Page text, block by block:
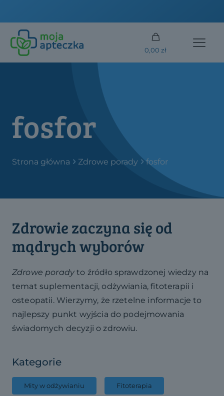
0,00 zł
fosfor
Strona główna Zdrowe porady fosfor
Zdrowie zaczyna się od
mądrych wyborów
Zdrowe porady to źródło sprawdzonej wiedzy na
temat suplementacji, odżywiania, fitoterapii i
osteopatii. Wierzymy, że rzetelne informacje to
najlepszy punkt wyjścia do podejmowania
świadomych decyzji o zdrowiu.
Kategorie
Mity w odżywianiu Fitoterapia